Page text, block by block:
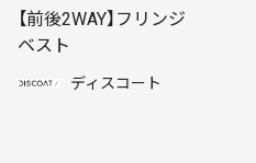
【前後2WAY】フリンジ
ベスト
ディスコート